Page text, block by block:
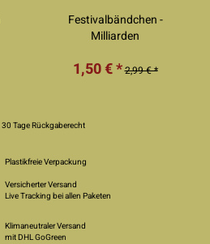
Versicherter Versand
Live Tracking bei allen Paketen
30 Tage Rückgaberecht
Plastikfreie Verpackung
Klimaneutraler Versand
mit DHL GoGreen
Festivalbändchen -
Milliarden
1,50 € *2,99 € *